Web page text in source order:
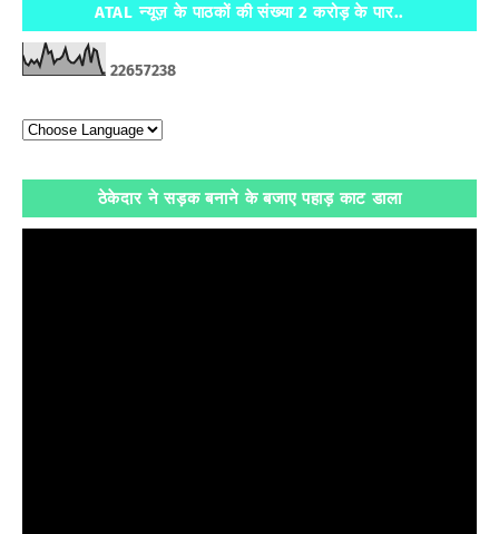
ATAL न्यूज़ के पाठकों की संख्या 2 करोड़ के पार..
22657238
ठेकेदार ने सड़क बनाने के बजाए पहाड़ काट डाला